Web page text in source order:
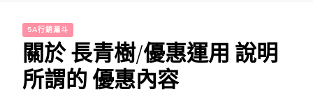
5A行銷漏斗
關於 長青樹/優惠運用 說明
所謂的 優惠內容